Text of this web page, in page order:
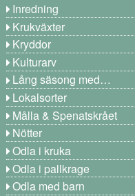
Inredning
Krukväxter
Kryddor
Kulturarv
Lång säsong med…
Lokalsorter
Målla & Spenatskrået
Nötter
Odla i kruka
Odla i pallkrage
Odla med barn